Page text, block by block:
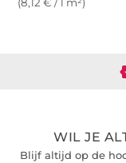
WIL JE
Blijf altijd op de